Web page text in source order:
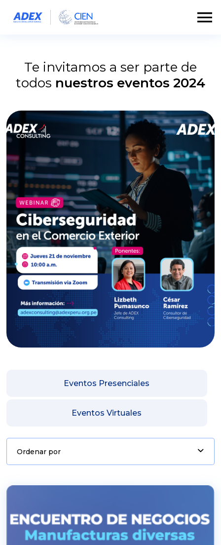
Te invitamos a ser parte de
todos nuestros eventos 2024
Eventos Presenciales
Eventos Virtuales
Ordenar por